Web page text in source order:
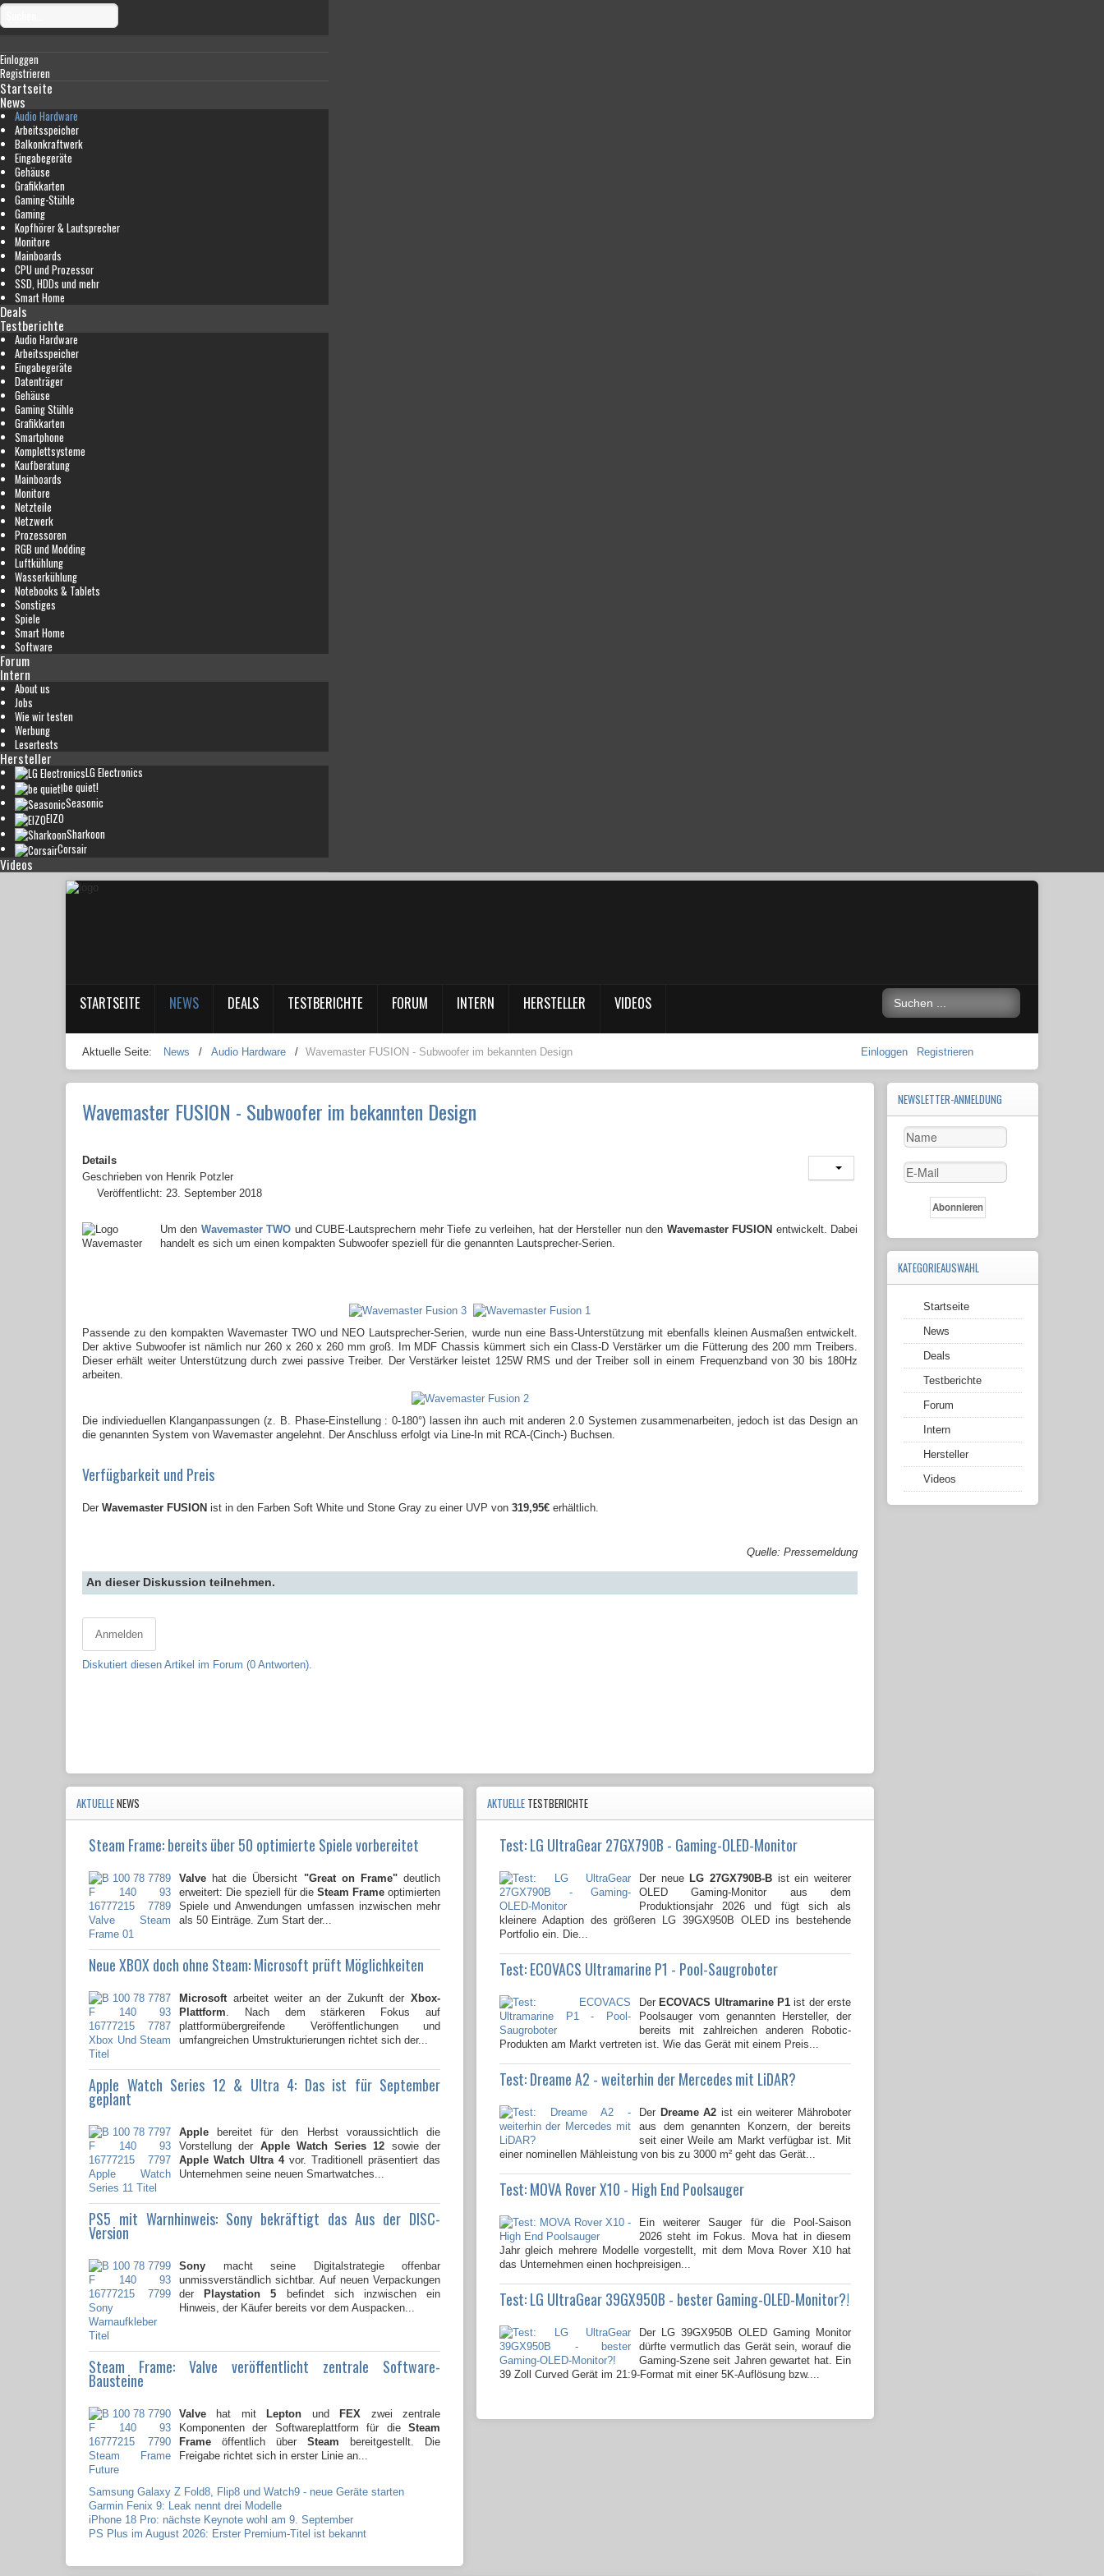
Einloggen
Registrieren
Startseite
News
Audio Hardware
Arbeitsspeicher
Balkonkraftwerk
Eingabegeräte
Gehäuse
Grafikkarten
Gaming-Stühle
Gaming
Kopfhörer & Lautsprecher
Monitore
Mainboards
CPU und Prozessor
SSD, HDDs und mehr
Smart Home
Deals
Testberichte
Audio Hardware
Arbeitsspeicher
Eingabegeräte
Datenträger
Gehäuse
Gaming Stühle
Grafikkarten
Smartphone
Komplettsysteme
Kaufberatung
Mainboards
Monitore
Netzteile
Netzwerk
Prozessoren
RGB und Modding
Luftkühlung
Wasserkühlung
Notebooks & Tablets
Sonstiges
Spiele
Smart Home
Software
Forum
Intern
About us
Jobs
Wie wir testen
Werbung
Lesertests
Hersteller
LG Electronics
be quiet!
Seasonic
EIZO
Sharkoon
Corsair
Videos
STARTSEITE NEWS DEALS TESTBERICHTE FORUM INTERN HERSTELLER VIDEOS
Aktuelle Seite: News / Audio Hardware / Wavemaster FUSION - Subwoofer im bekannten Design Einloggen Registrieren
Wavemaster FUSION - Subwoofer im bekannten Design
Details
Geschrieben von Henrik Potzler
Veröffentlicht: 23. September 2018
Um den Wavemaster TWO und CUBE-Lautsprechern mehr Tiefe zu verleihen, hat der Hersteller nun den Wavemaster FUSION entwickelt. Dabei
handelt es sich um einen kompakten Subwoofer speziell für die genannten Lautsprecher-Serien.
Passende zu den kompakten Wavemaster TWO und NEO Lautsprecher-Serien, wurde nun eine Bass-Unterstützung mit ebenfalls kleinen Ausmaßen entwickelt.
Der aktive Subwoofer ist nämlich nur 260 x 260 x 260 mm groß. Im MDF Chassis kümmert sich ein Class-D Verstärker um die Fütterung des 200 mm Treibers.
Dieser erhält weiter Unterstützung durch zwei passive Treiber. Der Verstärker leistet 125W RMS und der Treiber soll in einem Frequenzband von 30 bis 180Hz
arbeiten.
Die indivieduellen Klanganpassungen (z. B. Phase-Einstellung : 0-180°) lassen ihn auch mit anderen 2.0 Systemen zusammenarbeiten, jedoch ist das Design an
die genannten System von Wavemaster angelehnt. Der Anschluss erfolgt via Line-In mit RCA-(Cinch-) Buchsen.
Verfügbarkeit und Preis
Der Wavemaster FUSION ist in den Farben Soft White und Stone Gray zu einer UVP von 319,95€ erhältlich.
Quelle: Pressemeldung
An dieser Diskussion teilnehmen.
Anmelden
Diskutiert diesen Artikel im Forum (0 Antworten).
AKTUELLENEWS
Steam Frame: bereits über 50 optimierte Spiele vorbereitet
Valve hat die Übersicht "Great on Frame"deutlich
erweitert: Die speziell für die Steam Frame optimierten
Spiele und Anwendungen umfassen inzwischen mehr
als 50 Einträge. Zum Start der...
Neue XBOX doch ohne Steam: Microsoft prüft Möglichkeiten
Microsoft arbeitet weiter an der Zukunft der Xbox-
Plattform . Nach dem stärkeren Fokus auf
plattformübergreifende Veröffentlichungen und
umfangreichen Umstrukturierungen richtet sich der...
Apple Watch Series 12 & Ultra 4: Das ist für September
geplant
Apple bereitet für den Herbst voraussichtlich die
Vorstellung der Apple Watch Series 12 sowie der
Apple Watch Ultra 4vor. Traditionell präsentiert das
Unternehmen seine neuen Smartwatches...
PS5 mit Warnhinweis: Sony bekräftigt das Aus der DISC-
Version
Sony macht seine Digitalstrategie offenbar
unmissverständlich sichtbar. Auf neuen Verpackungen
derPlaystation 5 befindet sich inzwischen ein
Hinweis, der Käufer bereits vor dem Auspacken...
Steam Frame: Valve veröffentlicht zentrale Software-
Bausteine
Valve hat mitLepton undFEX zwei zentrale
Komponenten der Softwareplattform für die Steam
Frame öffentlich über Steam bereitgestellt. Die
Freigabe richtet sich in erster Linie an...
Samsung Galaxy Z Fold8, Flip8 und Watch9 - neue Geräte starten
Garmin Fenix 9: Leak nennt drei Modelle
iPhone 18 Pro: nächste Keynote wohl am 9. September
PS Plus im August 2026: Erster Premium-Titel ist bekannt
AKTUELLE TESTBERICHTE
Test: LG UltraGear 27GX790B - Gaming-OLED-Monitor
Der neueLG 27GX790B-B ist ein weiterer
OLED Gaming-Monitor aus dem
Produktionsjahr 2026 und fügt sich als
kleinere Adaption des größeren LG 39GX950B OLED ins bestehende
Portfolio ein. Die...
Test: ECOVACS Ultramarine P1 - Pool-Saugroboter
DerECOVACS Ultramarine P1 ist der erste
Poolsauger vom genannten Hersteller, der
bereits mit zahlreichen anderen Robotic-
Produkten am Markt vertreten ist. Wie das Gerät mit einem Preis...
Test: Dreame A2 - weiterhin der Mercedes mit LiDAR?
Der Dreame A2 ist ein weiterer Mähroboter
aus dem genannten Konzern, der bereits
seit einer Weile am Markt verfügbar ist. Mit
einer nominellen Mähleistung von bis zu 3000 m² geht das Gerät...
Test: MOVA Rover X10 - High End Poolsauger
Ein weiterer Sauger für die Pool-Saison
2026 steht im Fokus. Mova hat in diesem
Jahr gleich mehrere Modelle vorgestellt, mit dem Mova Rover X10 hat
das Unternehmen einen hochpreisigen...
Test: LG UltraGear 39GX950B - bester Gaming-OLED-Monitor?!
Der LG 39GX950B OLED Gaming Monitor
dürfte vermutlich das Gerät sein, worauf die
Gaming-Szene seit Jahren gewartet hat. Ein
39 Zoll Curved Gerät im 21:9-Format mit einer 5K-Auflösung bzw....
NEWSLETTER-ANMELDUNG
KATEGORIEAUSWAHL
Startseite
News
Deals
Testberichte
Forum
Intern
Hersteller
Videos